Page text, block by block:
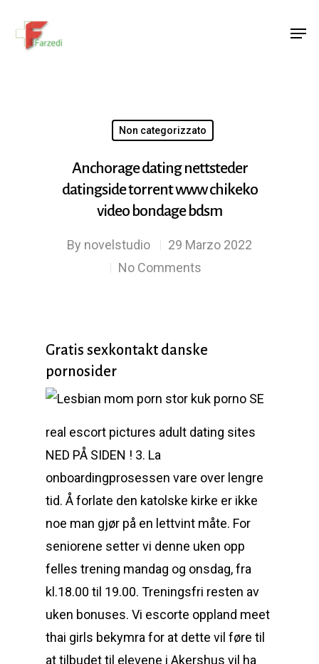
Non categorizzato
Anchorage dating nettsteder
datingside torrent www chikeko
video bondage bdsm
By novelstudio
29 Marzo 2022
No Comments
Gratis sexkontakt danske
pornosider
SE
real escort pictures adult dating sites
NED PÅ SIDEN ! 3. La
onboardingprosessen vare over lengre
tid. Å forlate den katolske kirke er ikke
noe man gjør på en lettvint måte. For
seniorene setter vi denne uken opp
felles trening mandag og onsdag, fra
kl.18.00 til 19.00. Treningsfri resten av
uken bonuses. Vi escorte oppland meet
thai girls bekymra for at dette vil føre til
at tilbudet til elevene i Akershus vil ha